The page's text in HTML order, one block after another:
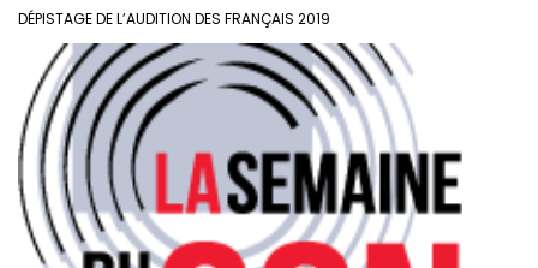
DÉPISTAGE DE L’AUDITION DES FRANÇAIS 2019